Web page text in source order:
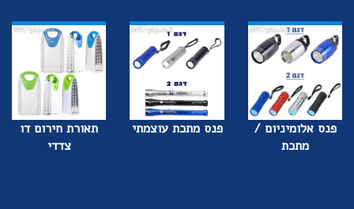
פנס אלומיניום /
מתכת
פנס מתכת עוצמתי
תאורת חירום דו
צדדי